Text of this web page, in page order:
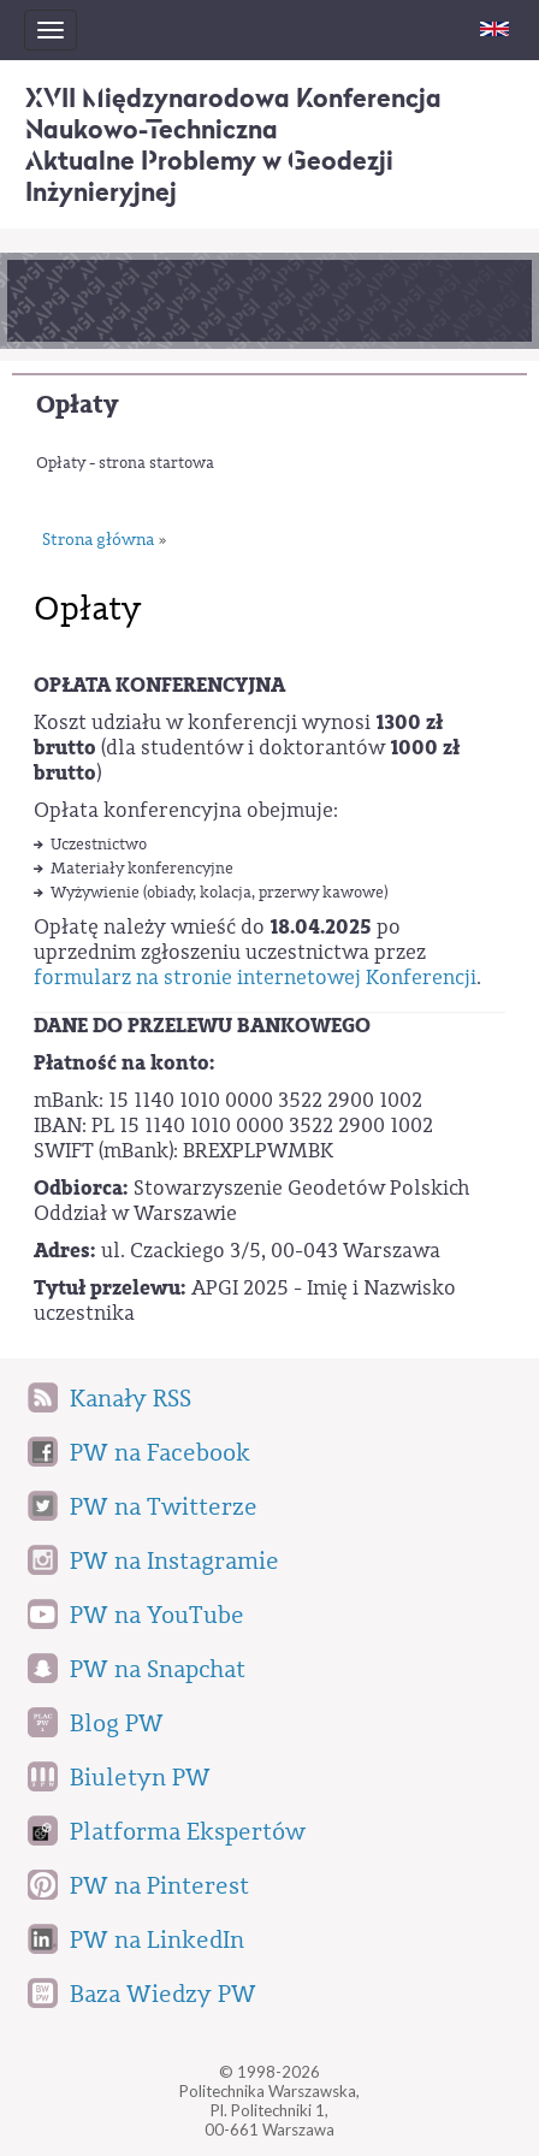
Toggle
navigation
XVII Międzynarodowa Konferencja
Naukowo-Techniczna
Aktualne Problemy w Geodezji
Inżynieryjnej
Opłaty
Opłaty - strona startowa
Strona główna »
Opłaty
OPŁATA KONFERENCYJNA
Koszt udziału w konferencji wynosi 1300 zł
brutto (dla studentów i doktorantów1000 zł
brutto)
Opłata konferencyjna obejmuje:
Uczestnictwo
Materiały konferencyjne
Wyżywienie (obiady, kolacja, przerwy kawowe)
Opłatę należy wnieść do 18.04.2025 po
uprzednim zgłoszeniu uczestnictwa przez
formularz na stronie internetowej Konferencji.
DANE DO PRZELEWU BANKOWEGO
Płatność na konto:
mBank: 15 1140 1010 0000 3522 2900 1002
IBAN: PL 15 1140 1010 0000 3522 2900 1002
SWIFT (mBank): BREXPLPWMBK
Odbiorca: Stowarzyszenie Geodetów Polskich
Oddział w Warszawie
Adres: ul. Czackiego 3/5, 00-043 Warszawa
Tytuł przelewu: APGI 2025 - Imię i Nazwisko
uczestnika
Kanały RSS
PW na Facebook
PW na Twitterze
PW na Instagramie
PW na YouTube
PW na Snapchat
Blog PW
Biuletyn PW
Platforma Ekspertów
PW na Pinterest
PW na LinkedIn
Baza Wiedzy PW
© 1998-2026
Politechnika Warszawska,
Pl. Politechniki 1,
00-661 Warszawa